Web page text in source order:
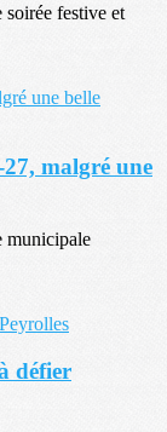
festive et
malgré une
municipale
défier